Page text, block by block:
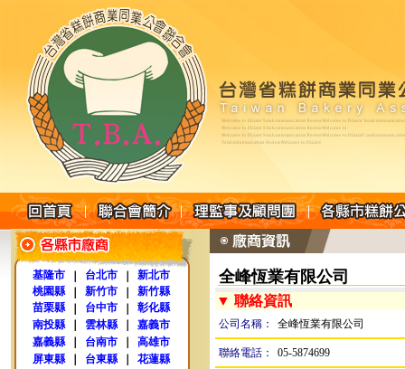
基隆市 台北市
新北市
桃園縣
新竹市
新竹縣
苗栗縣
台中市
彰化縣
南投縣
雲林縣
嘉義市
嘉義縣
台南市
高雄市
屏東縣
台東縣
花蓮縣
全峰恆業有限公司
▼ 聯絡資訊
公司名稱： 全峰恆業有限公司
聯絡電話： 05-5874699